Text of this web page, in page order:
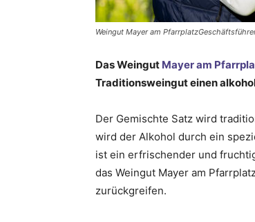
Weingut Mayer am
Das Weingut Mayer am
Traditionsweingut einen
Der Gemischte Satz wird
wird der Alkohol durch ein
ist ein erfrischender und
das Weingut Mayer am
zurückgreifen.